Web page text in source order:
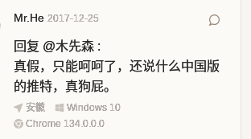
Mr.He 2017-12-25
回复 @木先森 :
真假，只能呵呵了，还说什么中国版
的推特，真狗屁。
安徽
Windows 10
Chrome 134.0.0.0